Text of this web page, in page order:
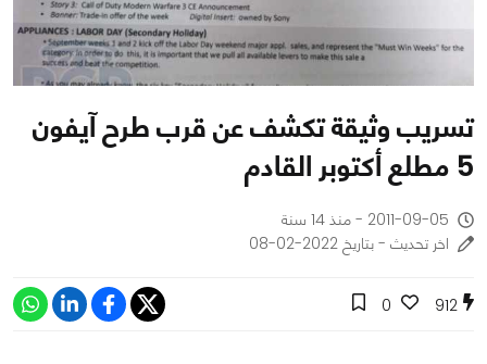
تسريب وثيقة تكشف عن قرب طرح آيفون
5 مطلع أكتوبر القادم
2011-09-05 - منذ 14 سنة
اخر تحديث - بتاريخ 2022-02-08
912
0